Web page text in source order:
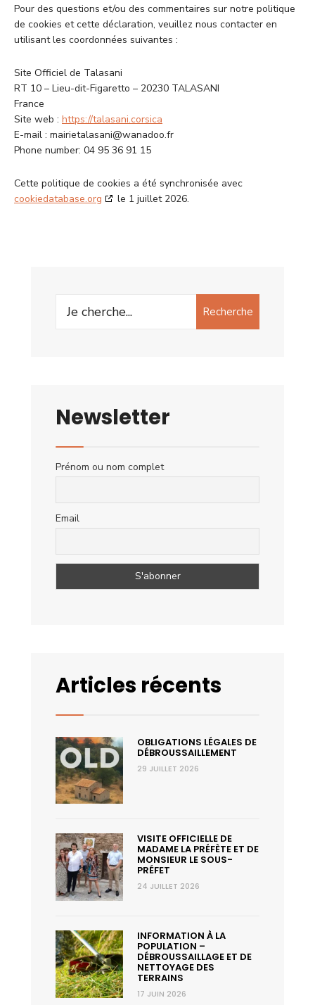
Pour des questions et/ou des commentaires sur notre politique
de cookies et cette déclaration, veuillez nous contacter en
utilisant les coordonnées suivantes :
Site Officiel de Talasani
RT 10 – Lieu-dit-Figaretto – 20230 TALASANI
France
Site web : https://talasani.corsica
E-mail : mairietalasani@wanadoo.fr
Phone number: 04 95 36 91 15
Cette politique de cookies a été synchronisée avec
cookiedatabase.org
le 1 juillet 2026.
Search
Recherche
Newsletter
Prénom ou nom complet
Email
Articles récents
OBLIGATIONS LÉGALES DE
DÉBROUSSAILLEMENT
29 JUILLET 2026
VISITE OFFICIELLE DE
MADAME LA PRÉFÈTE ET DE
MONSIEUR LE SOUS-
PRÉFET
24 JUILLET 2026
INFORMATION À LA
POPULATION –
DÉBROUSSAILLAGE ET DE
NETTOYAGE DES
TERRAINS
17 JUIN 2026